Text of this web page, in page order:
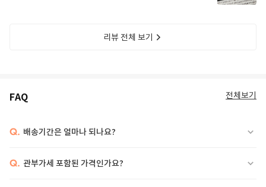
리뷰 전체 보기
FAQ 전체보기
Q. 배송기간은 얼마나 되나요?
Q. 관부가세 포함된 가격인가요?